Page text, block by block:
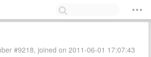
#9218, joined on 2011-06-01 17:07:43